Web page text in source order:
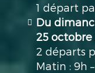
1 départ
Du
25 octobre
2 départs
Matin : 9h